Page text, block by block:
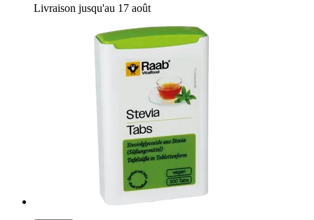
Livraison jusqu'au 17 août